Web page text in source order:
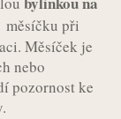
měsíčku při
Měsíček je
nebo
pozornost ke